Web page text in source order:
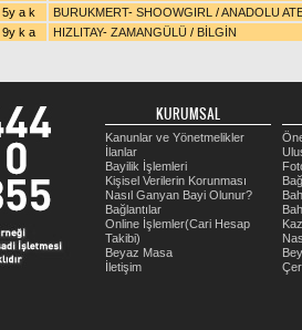
5y a k BURUKMERT- SHOOWGIRL /ANADOLU
9y k a HIZLITAY- ZAMANGÜLÜ / BİLGİN
KURUMSAL
Kanunlar ve Yönetmelikler
İlanlar
Bayilik İşlemleri
Kişisel Verilerin Korunması
Nasıl Ganyan Bayi Olunur?
Bağlantılar
Online İşlemler(Cari Hesap
Takibi)
Beyaz Masa
İletişim